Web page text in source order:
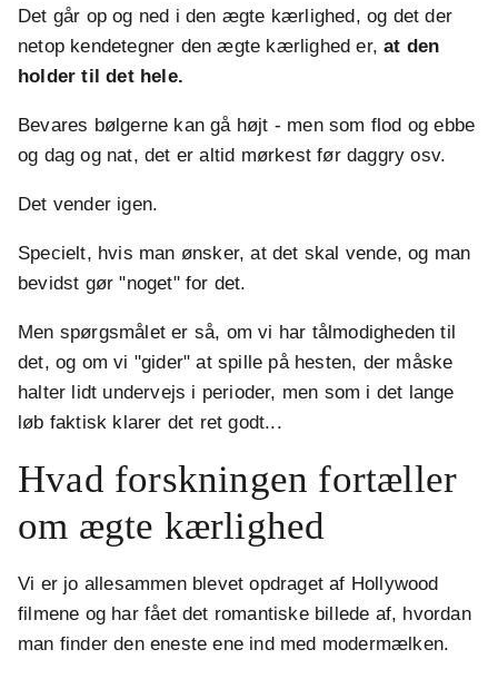
Det går op og ned i den ægte kærlighed, og det der
netop kendetegner den ægte kærlighed er,at den
holder til det hele.
Bevares bølgerne kan gå højt - men som flod og ebbe
og dag og nat, det er altid mørkest før daggry osv.
Det vender igen.
Specielt, hvis man ønsker, at det skal vende, og man
bevidst gør "noget" for det.
Men spørgsmålet er så, om vi har tålmodigheden til
det, og om vi "gider" at spille på hesten, der måske
halter lidt undervejs i perioder, men som i det lange
løb faktisk klarer det ret godt...
Hvad forskningen fortæller
om ægte kærlighed
Vi er jo allesammen blevet opdraget af Hollywood
filmene og har fået det romantiske billede af, hvordan
man finder den eneste ene ind med modermælken.